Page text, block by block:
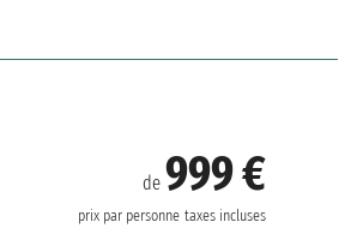
de 999 €
prix par personne taxes incluses